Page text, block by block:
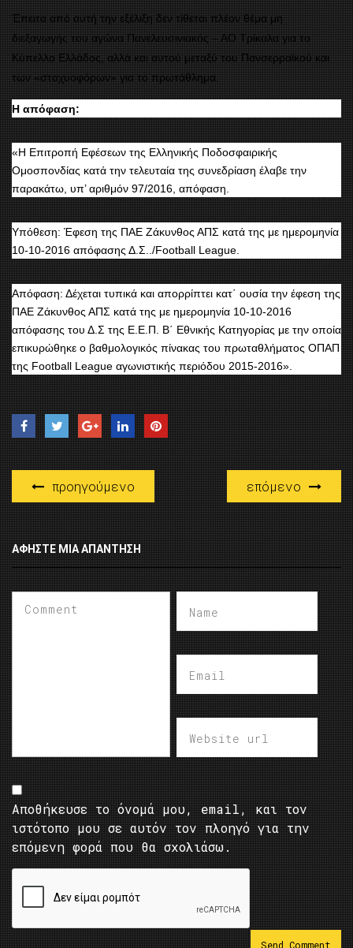
Έπειτα από αυτή την εξέλιξη δεν τίθεται πλέον θέμα μη
διεξαγωγής του αγώνα Πανελευσινιακός – ΑΟ Τρίκαλα για το
Κύπελλο Ελλάδος, αλλά και αυτού μεταξύ του Πανσερραϊκού και
των «σταχυοφόρων» για το πρωτάθλημα.
Η απόφαση:
«Η Επιτροπή Εφέσεων της Ελληνικής Ποδοσφαιρικής
Ομοσπονδίας κατά την τελευταία της συνεδρίαση έλαβε την
παρακάτω, υπ’ αριθμόν 97/2016, απόφαση.
Υπόθεση: Έφεση της ΠΑΕ Ζάκυνθος ΑΠΣ κατά της με ημερομηνία
10-10-2016 απόφασης Δ.Σ../Football League.
Απόφαση: Δέχεται τυπικά και απορρίπτει κατ΄ ουσία την έφεση της
ΠΑΕ Ζάκυνθος ΑΠΣ κατά της με ημερομηνία 10-10-2016
απόφασης του Δ.Σ της Ε.Ε.Π. Β΄ Εθνικής Κατηγορίας με την οποία
επικυρώθηκε ο βαθμολογικός πίνακας του πρωταθλήματος ΟΠΑΠ
της Football League αγωνιστικής περιόδου 2015-2016».
προηγούμενο επόμενο
ΑΦΉΣΤΕ ΜΙΑ ΑΠΆΝΤΗΣΗ
Αποθήκευσε το όνομά μου, email, και τον
ιστότοπο μου σε αυτόν τον πλοηγό για την
επόμενη φορά που θα σχολιάσω.